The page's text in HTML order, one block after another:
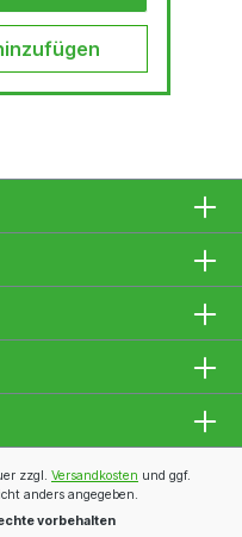
zzgl. Versandkosten und ggf.
anders angegeben.
vorbehalten